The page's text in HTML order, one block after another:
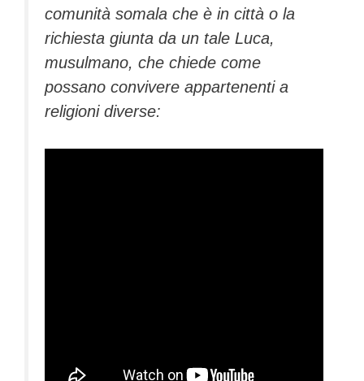
comunità somala che è in città o la
richiesta giunta da un tale Luca,
musulmano, che chiede come
possano convivere appartenenti a
religioni diverse: